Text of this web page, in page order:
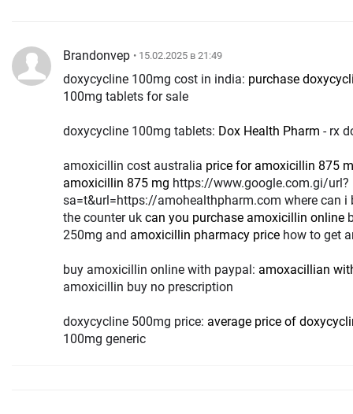
Brandonvep • 15.02.2025 в 21:49
doxycycline 100mg cost in india: purchase
100mg tablets for sale
doxycycline 100mg tablets: Dox Health Pharm - rx
amoxicillin cost australia price for amoxicillin 875
amoxicillin 875 mg
sa=t&url=https://amohealthpharm.com where can i
the counter uk can you purchase amoxicillin online
250mg and amoxicillin pharmacy price how to get
buy amoxicillin online with paypal: amoxacillian
amoxicillin buy no prescription
doxycycline 500mg price: average price of
100mg generic